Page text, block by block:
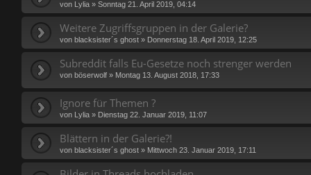
von Lylia » Sonntag 21. April 2019, 04:14
Weitere Zugriffsgruppen in der Galerie?
von blacksister´s ghost » Donnerstag 18. April 2019, 12:25
Subreddit falls Eu-Gesetze noch strenger werden
von böserwolf » Montag 13. August 2018, 17:33
Ignore für Themen ?
von Lylia » Dienstag 22. Januar 2019, 11:07
Blättern in der Galerie?!
von blacksister´s ghost » Mittwoch 23. Januar 2019, 17:11